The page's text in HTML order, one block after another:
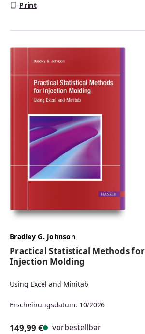
Print
Bradley G. Johnson
Practical Statistical Methods for
Injection Molding
Using Excel and Minitab
Erscheinungsdatum: 10/2026
149,99 € vorbestellbar